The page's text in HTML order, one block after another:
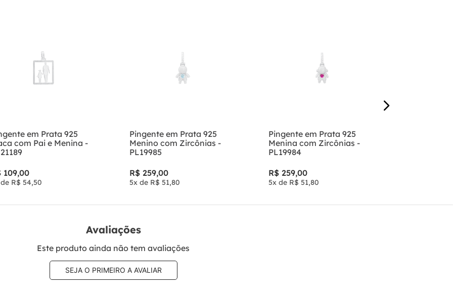
em Prata 925
com Pai e Menina -
109,00
R$ 54,50
Pingente em Prata 925
Menino com Zircônias -
PL19985
R$ 259,00
5x de R$ 51,80
Pingente em Prata 925
Menina com Zircônias -
PL19984
R$ 259,00
5x de R$ 51,80
Avaliações
Este produto ainda não tem avaliações
SEJA O PRIMEIRO A AVALIAR